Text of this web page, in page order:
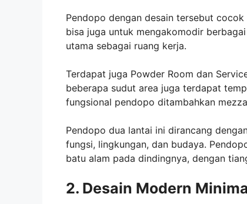
Pendopo dengan desain tersebut
bisa juga untuk mengakomodir
utama sebagai ruang kerja.
Terdapat juga Powder Room dan
beberapa sudut area juga terdapat
fungsional pendopo ditambahkan
Pendopo dua lantai ini dirancang
fungsi, lingkungan, dan budaya.
batu alam pada dindingnya, dengan
2. Desain Modern